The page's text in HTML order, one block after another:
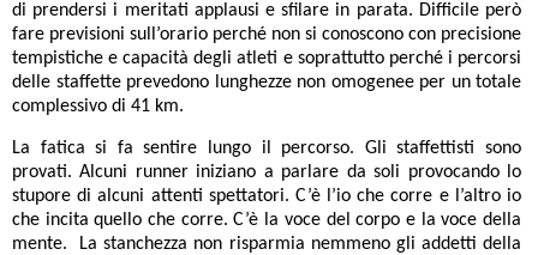
di prendersi i meritati applausi e sfilare in parata. Difficile però
fare previsioni sull’orario perché non si conoscono con precisione
tempistiche e capacità degli atleti e soprattutto perché i percorsi
delle staffette prevedono lunghezze non omogenee per un totale
complessivo di 41 km.
La fatica si fa sentire lungo il percorso. Gli staffettisti sono
provati. Alcuni runner iniziano a parlare da soli provocando lo
stupore di alcuni attenti spettatori. C’è l’io che corre e l’altro io
che incita quello che corre. C’è la voce del corpo e la voce della
mente. La stanchezza non risparmia nemmeno gli addetti della